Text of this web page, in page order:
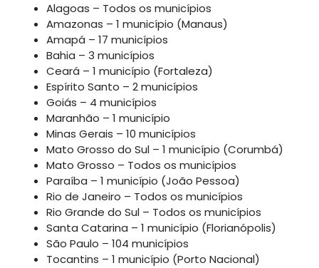
Alagoas – Todos os municípios
Amazonas – 1 município (Manaus)
Amapá – 17 municípios
Bahia – 3 municípios
Ceará – 1 município (Fortaleza)
Espírito Santo – 2 municípios
Goiás – 4 municípios
Maranhão – 1 município
Minas Gerais – 10 municípios
Mato Grosso do Sul – 1 município (Corumbá)
Mato Grosso – Todos os municípios
Paraíba – 1 município (João Pessoa)
Rio de Janeiro – Todos os municípios
Rio Grande do Sul – Todos os municípios
Santa Catarina – 1 município (Florianópolis)
São Paulo – 104 municípios
Tocantins – 1 município (Porto Nacional)